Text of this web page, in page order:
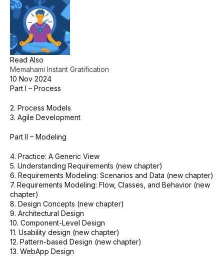
Read Also
Memahami Instant Gratification
10 Nov 2024
Part I – Process
2. Process Models
3. Agile Development
Part II – Modeling
4. Practice: A Generic View
5. Understanding Requirements (new chapter)
6. Requirements Modeling: Scenarios and Data (new chapter)
7. Requirements Modeling: Flow, Classes, and Behavior (new
chapter)
8. Design Concepts (new chapter)
9. Architectural Design
10. Component-Level Design
11. Usability design (new chapter)
12. Pattern-based Design (new chapter)
13. WebApp Design